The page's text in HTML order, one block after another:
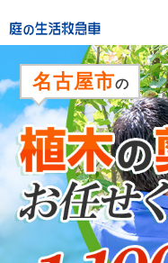
名古屋市の